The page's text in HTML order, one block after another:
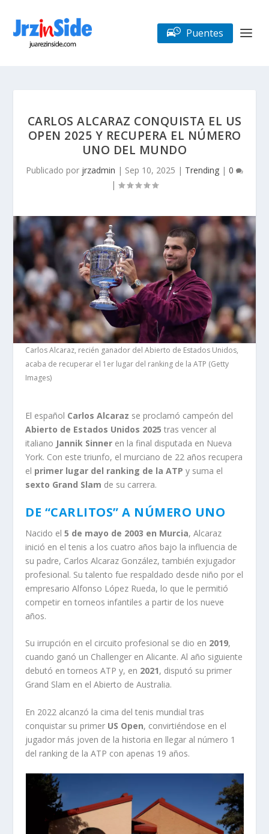
Puentes
CARLOS ALCARAZ CONQUISTA EL US
OPEN 2025 Y RECUPERA EL NÚMERO
UNO DEL MUNDO
Publicado por jrzadmin | Sep 10, 2025 | Trending | 0
|
Carlos Alcaraz, recién ganador del Abierto de Estados Unidos,
acaba de recuperar el 1er lugar del ranking de la ATP (Getty
Images)
El español Carlos Alcaraz se proclamó campeón del
Abierto de Estados Unidos 2025 tras vencer al
italiano Jannik Sinner en la final disputada en Nueva
York. Con este triunfo, el murciano de 22 años recupera
el primer lugar del ranking de la ATP y suma el
sexto Grand Slam de su carrera.
DE “CARLITOS” A NÚMERO UNO
Nacido el5 de mayo de 2003 en Murcia, Alcaraz
inició en el tenis a los cuatro años bajo la influencia de
su padre, Carlos Alcaraz González, también exjugador
profesional. Su talento fue respaldado desde niño por el
empresario Alfonso López Rueda, lo que le permitió
competir en torneos infantiles a partir de los nueve
años.
Su irrupción en el circuito profesional se dio en 2019,
cuando ganó un Challenger en Alicante. Al año siguiente
debutó en torneos ATP y, en 2021, disputó su primer
Grand Slam en el Abierto de Australia.
En 2022 alcanzó la cima del tenis mundial tras
conquistar su primer US Open, convirtiéndose en el
jugador más joven de la historia en llegar al número 1
del ranking de la ATP con apenas 19 años.